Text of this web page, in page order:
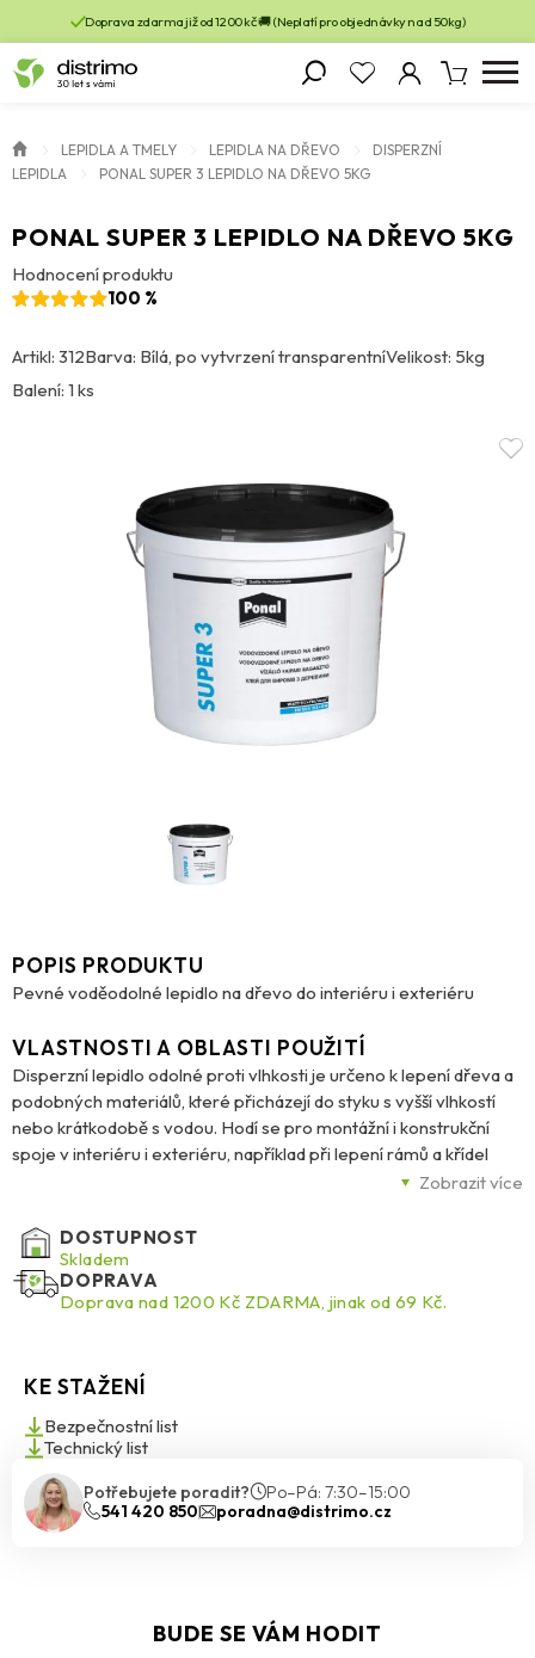
Doprava zdarma již od 1200 kč 🚚 (Neplatí pro objednávky nad 50kg)
LEPIDLA A TMELY LEPIDLA NA DŘEVO
DISPERZNÍ
LEPIDLA
PONAL SUPER 3 LEPIDLO NA DŘEVO 5KG
PONAL SUPER 3 LEPIDLO NA DŘEVO 5KG
Hodnocení produktu
100 %
Artikl: 312Barva: Bílá, po vytvrzení transparentníVelikost: 5kg
Balení: 1 ks
POPIS PRODUKTU
Pevné voděodolné lepidlo na dřevo do interiéru i exteriéru
Zobrazit více
VLASTNOSTI A OBLASTI POUŽITÍ
Disperzní lepidlo odolné proti vlhkosti je určeno k lepení dřeva a
podobných materiálů, které přicházejí do styku s vyšší vlhkostí
nebo krátkodobě s vodou. Hodí se pro montážní i konstrukční
spoje v interiéru i exteriéru, například při lepení rámů a křídel
oken, dveří, schodišť, nábytku nebo velkých ploch. Vytvrzený
N/mm²) a odolává vodě podle normy DIN EN 204/D3. Přidáním
Ponalu tužidla D4 lze dočasně dosáhnout vyšší odolnosti proti
vodě dle DIN EN 204/D4.
DOSTUPNOST
Skladem
DOPRAVA
Doprava nad 1200 Kč ZDARMA, jinak od 69 Kč.
KE STAŽENÍ
Bezpečnostní list
Technický list
Potřebujete poradit?
Po–Pá: 7:30–15:00
541 420 850
poradna@distrimo.cz
BUDE SE VÁM HODIT